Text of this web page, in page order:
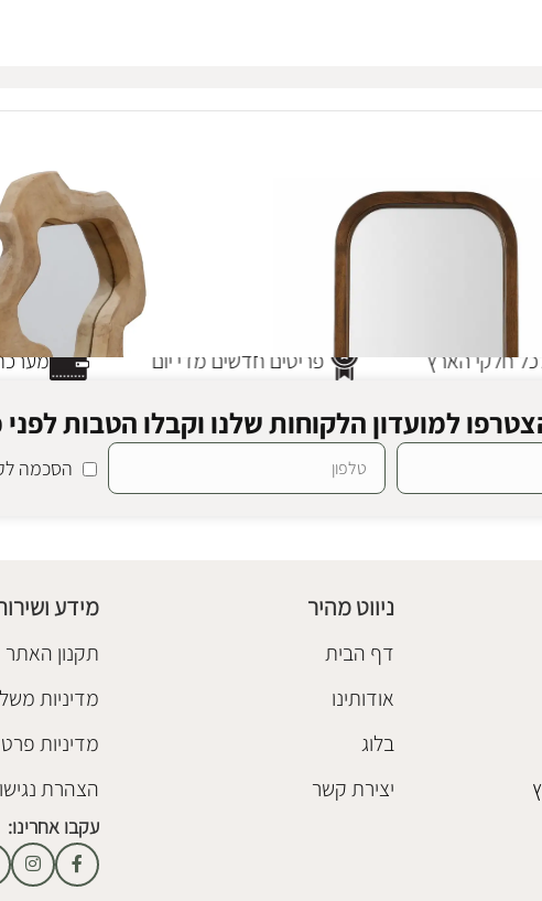
מערכת פריטים חדשים מדי יום חלקי הארץ
למועדון הלקוחות שלנו וקבלו הטבות
הסכמה
ניווט מהיר
דף הבית
אודותינו
בלוג
יצירת קשר
מידע
תקנון האתר
מדיניות
מדיניות
הצהרת
עקבו אחרינו: